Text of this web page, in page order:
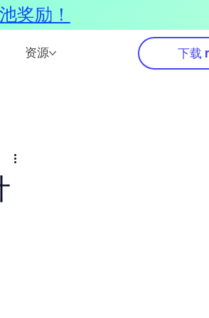
资源 下载
奖励！